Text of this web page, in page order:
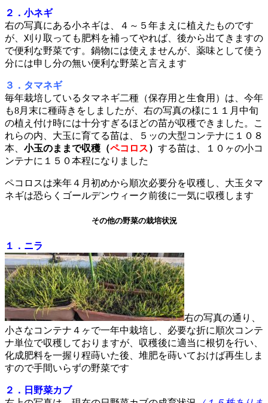
２．小ネギ
右の写真にある小ネギは、４～５年まえに植えたものです
が、刈り取っても肥料を補ってやれば、後から出てきますの
で便利な野菜です。鍋物には使えませんが、薬味として使う
分には申し分の無い便利な野菜と言えます
３．タマネギ
毎年栽培しているタマネギ二種（保存用と生食用）は、今年
も8月末に種蒔きをしましたが、右の写真の様に１１月中旬
の植え付け時には十分すぎるほどの苗が収穫できました。こ
れらの内、大玉に育てる苗は、５ッの大型コンテナに１０８
本、 小玉のままで収穫（ペコロス） する苗は、１０ヶの小コ
ンテナに１５０本程になりました
ペコロスは来年４月初めから順次必要分を収穫し、大玉タマ
ネギは恐らくゴールデンウィーク前後に一気に収穫します
その他の野菜の栽培状況
１．ニラ
右の写真の通り、
小さなコンテナ４ヶで一年中栽培し、必要な折に順次コンテ
ナ単位で収穫しておりますが、収穫後に適当に根切を行い、
化成肥料を一握り程蒔いた後、堆肥を蒔いておけば再生しま
すので手間いらずの野菜です
２．日野菜カブ